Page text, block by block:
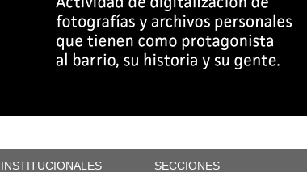
INSTITUCIONALES SECCIONES